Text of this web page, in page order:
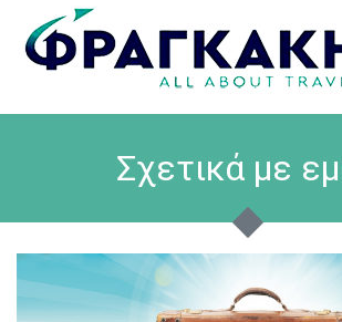
Σχετικά με